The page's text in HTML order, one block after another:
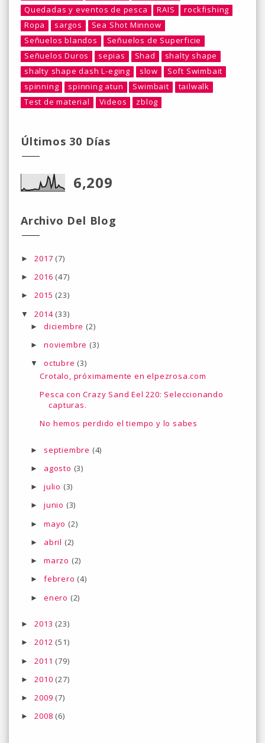
Quedadas y eventos de pesca RAIS
rockfishing
Ropa
sargos
Sea Shot Minnow
Señuelos blandos
Señuelos de Superficie
Señuelos Duros
sepias Shad
shalty shape
shalty shape dash L-eging
slow
Soft Swimbait
spinning
spinning atun Swimbait
tailwalk
Test de material
Videos zblog
Últimos 30 Días
6,209
Archivo Del Blog
►2017 (7)
►2016 (47)
►2015 (23)
▼2014 (33)
► diciembre (2)
► noviembre (3)
▼ octubre (3)
Crotalo, próximamente en elpezrosa.com
Pesca con Crazy Sand Eel 220: Seleccionando
capturas.
No hemos perdido el tiempo y lo sabes
► septiembre (4)
► agosto (3)
► julio (3)
► junio (3)
► mayo (2)
► abril (2)
► marzo (2)
► febrero (4)
► enero (2)
►2013 (23)
►2012 (51)
►2011 (79)
►2010 (27)
►2009 (7)
►2008 (6)